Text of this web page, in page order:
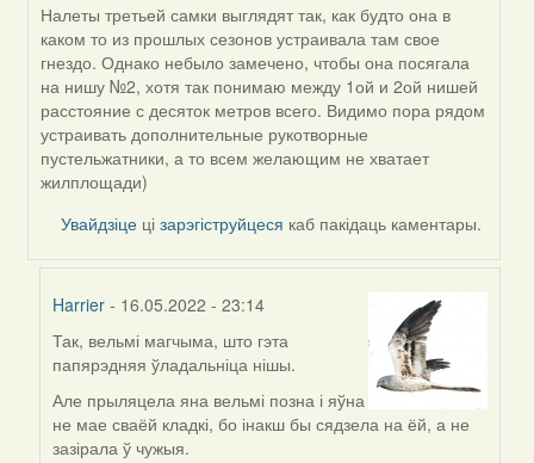
In
reply
to
by
Harrier
Налеты третьей самки выглядят так, как будто она в
каком то из прошлых сезонов устраивала там свое
гнездо. Однако небыло замечено, чтобы она посягала
на нишу №2, хотя так понимаю между 1ой и 2ой нишей
расстояние с десяток метров всего. Видимо пора рядом
устраивать дополнительные рукотворные
пустельжатники, а то всем желающим не хватает
жилплощади)
Увайдзіце цізарэгіструйцеся каб пакідаць каментары.
Harrier - 16.05.2022 - 23:14
In
reply
to
by
ZNR
Так, вельмі магчыма, што гэта
папярэдняя ўладальніца нішы.
Але прыляцела яна вельмі позна і яўна
не мае сваёй кладкі, бо інакш бы сядзела на ёй, а не
зазірала ў чужыя.